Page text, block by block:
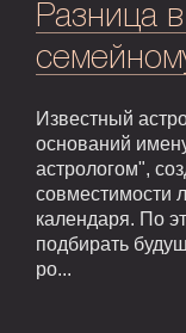
Разница
Известный
оснований
астрологом",
совместимости
календаря. По
подбирать
ро...